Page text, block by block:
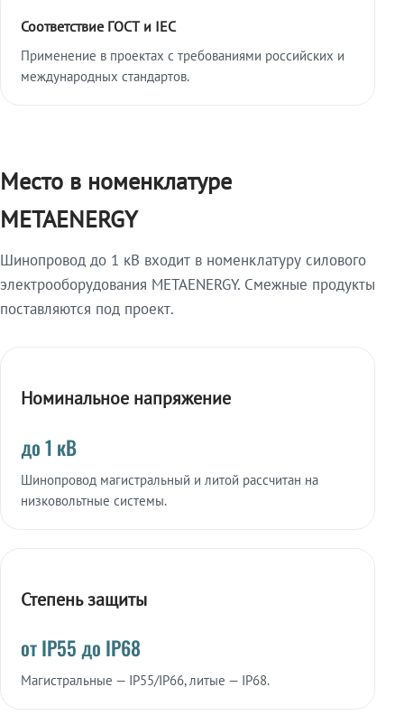
Соответствие ГОСТ и IEC
Применение в проектах с требованиями российских и
международных стандартов.
Место в номенклатуре
METAENERGY
Шинопровод до 1 кВ входит в номенклатуру силового
электрооборудования METAENERGY. Смежные продукты
поставляются под проект.
Номинальное напряжение
до 1 кВ
Шинопровод магистральный и литой рассчитан на
низковольтные системы.
Степень защиты
от IP55 до IP68
Магистральные — IP55/IP66, литые — IP68.